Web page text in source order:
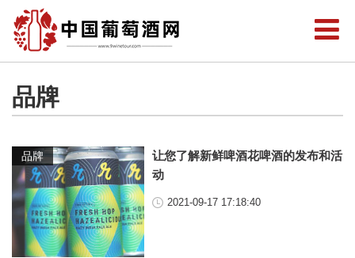
品牌
品牌
让您了解新鲜啤酒花啤酒的发布和活
动
2021-09-17 17:18:40